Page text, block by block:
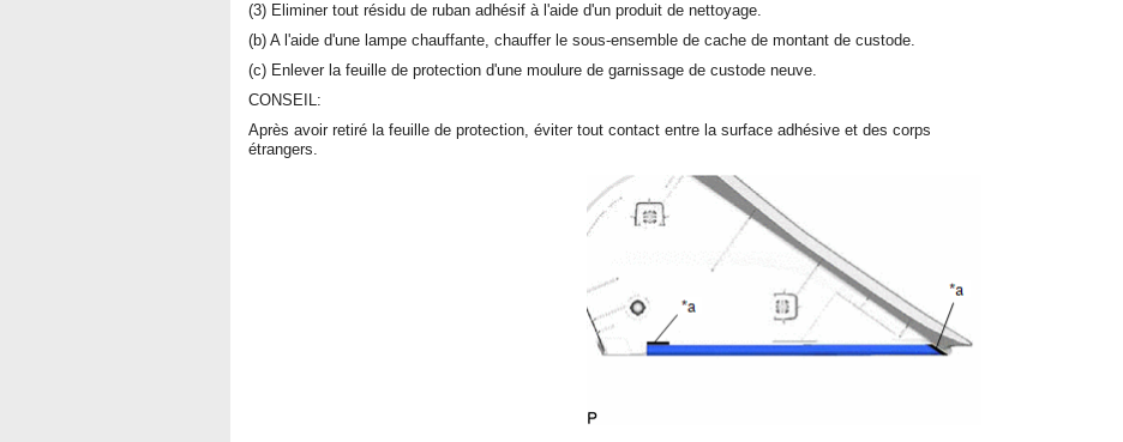
(3) Eliminer tout résidu de ruban adhésif à l'aide d'un produit de nettoyage.
(b) A l'aide d'une lampe chauffante, chauffer le sous-ensemble de cache de montant de custode.
(c) Enlever la feuille de protection d'une moulure de garnissage de custode neuve.
CONSEIL:
Après avoir retiré la feuille de protection, éviter tout contact entre la surface adhésive et des corps
étrangers.